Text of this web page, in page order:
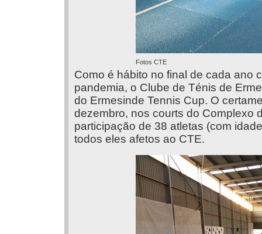
Fotos CTE
Como é hábito no final de cada ano
pandemia, o Clube de Ténis de
do Ermesinde Tennis Cup. O
dezembro, nos courts do Complexo
participação de 38 atletas (com
todos eles afetos ao CTE.